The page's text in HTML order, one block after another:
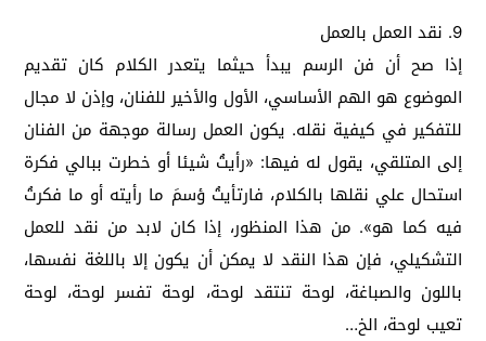
9. نقد العمل بالعمل
إذا صح أن فن الرسم يبدأ حيثما يتعدر الكلام كان تقديم
الموضوع هو الهم الأساسي، الأول والأخير للفنان، وإذن لا مجال
للتفكير في كيفية نقله. يكون العمل رسالة موجهة من الفنان
إلى المتلقي، يقول له فيها: «رأيتُ شيئا أو خطرت ببالي فكرة
استحال علي نقلها بالكلام، فارتأيتُ ؤسمَ ما رأيته أو ما فكرتُ
فيه كما هو». من هذا المنظور، إذا كان لابد من نقد للعمل
التشكيلي، فإن هذا النقد لا يمكن أن يكون إلا باللغة نفسها،
باللون والصباغة، لوحة تنتقد لوحة، لوحة تفسر لوحة، لوحة
تعيب لوحة، الخ…